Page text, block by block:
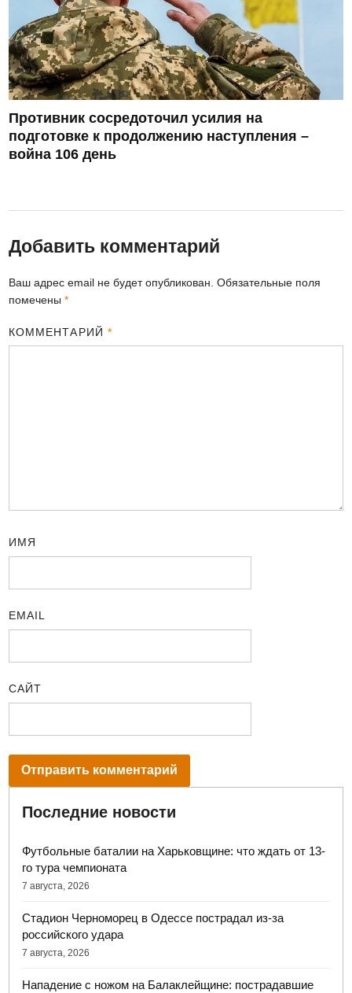
Противник сосредоточил усилия на
подготовке к продолжению наступления –
война 106 день
Добавить комментарий
Ваш адрес email не будет опубликован. Обязательные поля
помечены*
КОММЕНТАРИЙ *
ИМЯ
EMAIL
САЙТ
Последние новости
Футбольные баталии на Харьковщине: что ждать от 13-
го тура чемпионата
7 августа, 2026
Стадион Черноморец в Одессе пострадал из-за
российского удара
7 августа, 2026
Нападение с ножом на Балаклейщине: пострадавшие